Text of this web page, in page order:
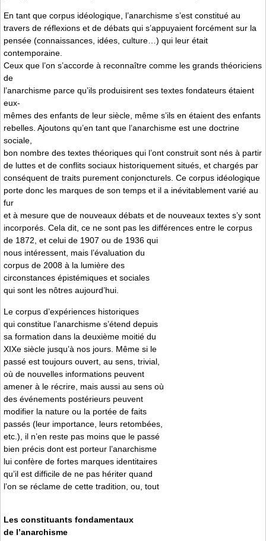
En tant que corpus idéologique, l’anarchisme s’est constitué au
travers de réflexions et de débats qui s’appuyaient forcément sur la
pensée (connaissances, idées, culture…) qui leur était
contemporaine.
Ceux que l’on s’accorde à reconnaître comme les grands théoriciens
de
l’anarchisme parce qu’ils produisirent ses textes fondateurs étaient
eux-
mêmes des enfants de leur siècle, même s’ils en étaient des enfants
rebelles. Ajoutons qu’en tant que l’anarchisme est une doctrine
sociale,
bon nombre des textes théoriques qui l’ont construit sont nés à partir
de luttes et de conflits sociaux historiquement situés, et chargés par
conséquent de traits purement conjoncturels. Ce corpus idéologique
porte donc les marques de son temps et il a inévitablement varié au
fur
et à mesure que de nouveaux débats et de nouveaux textes s’y sont
incorporés. Cela dit, ce ne sont pas les différences entre le corpus
de 1872, et celui de 1907 ou de 1936 qui
nous intéressent, mais l’évaluation du
corpus de 2008 à la lumière des
circonstances épistémiques et sociales
qui sont les nôtres aujourd’hui.
Le corpus d’expériences historiques
qui constitue l’anarchisme s’étend depuis
sa formation dans la deuxième moitié du
XIXe siècle jusqu’à nos jours. Même si le
passé est toujours ouvert, au sens, trivial,
où de nouvelles informations peuvent
amener à le récrire, mais aussi au sens où
des événements postérieurs peuvent
modifier la nature ou la portée de faits
passés (leur importance, leurs retombées,
etc.), il n’en reste pas moins que le passé
bien précis dont est porteur l’anarchisme
lui confère de fortes marques identitaires
qu’il est difficile de ne pas hériter quand
l’on se réclame de cette tradition, ou, tout
Les constituants fondamentaux
de l’anarchisme